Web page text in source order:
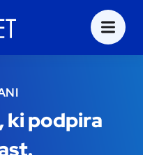
ki podpira